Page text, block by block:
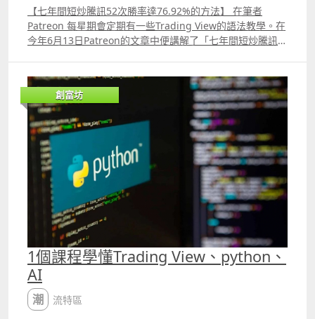
【七年間短炒騰訊52次勝率達76.92%的方法】 在筆者
Patreon 每星期會定期有一些Trading View的語法教學。在
今年6月13日Patreon的文章中便講解了「七年間短炒騰訊
114.57%，即使只買入10萬港元，大約能獲利114570港
元。但對很多人來說這根本不可能的。例如在2022年也有很
多機構多次增持騰訊，但騰訊股價在低位徘徊不前，到了
2023年初便沽貨離場。 要長期持有一隻股票真的要很有
「耐性」，這點真的並非每個人都做到，巴菲特被視為大
師，最大原因是他真的大部份時間也「坐得穩」。筆者今天
並非要教長期持有股票的好處，既然我們沒有辨法也沒有能
力長期持有一隻股票，透過短炒又能否有較好的回報 文章中
介紹的就是專用作炒騰訊的方法。若運用30分鐘圖表，由
2017年1月3日至今的回報有78.22%，同樣投入10萬港元，
回報約78222.6港元，期間交易了52次，獲利的有40次，勝
率大約76.92%，平均每次交易持倉時間約413支bar。 若用
30分鐘圖，平均持倉時間大約1個月左右，這樣應更合符人
性，因為若要持倉長達七年，連很多專家都做不到，但一般
散戶要持倉1個月較容易處理。pinescript 代碼在patreon
內容可找到 筆者patreon
創富坊
1個課程學懂Trading View、python、
AI
潮流特區